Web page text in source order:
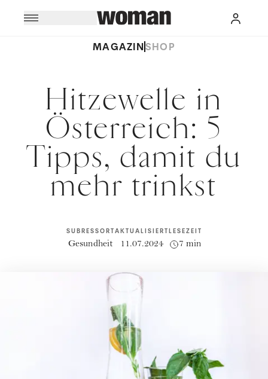
MAGAZINSHOP
Hitzewelle in
Österreich: 5
Tipps, damit du
mehr trinkst
SUBRESSORT
Gesundheit
AKTUALISIERT
11.07.2024
LESEZEIT
7 min